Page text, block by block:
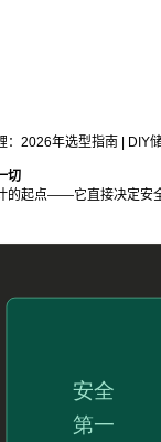
：2026年选型指南 | DIY
切
的起点——它直接决定安